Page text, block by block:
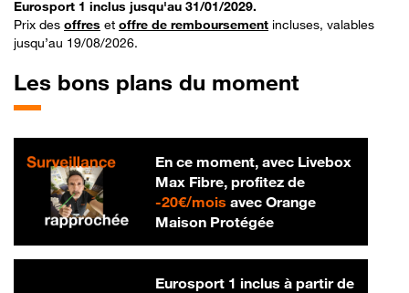
Eurosport 1 inclus jusqu'au 31/01/2029.
Prix des offres et offre de remboursement incluses, valables
jusqu’au 19/08/2026.
Les bons plans du moment
En ce moment, avec Livebox
Max Fibre, profitez de
-20€/mois20 € par mois
avec Orange
Maison Protégée
Eurosport 1 inclus à partir de